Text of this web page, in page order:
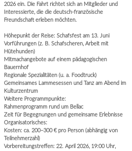
2026 ein. Die Fahrt richtet sich an Mitglieder und
Interessierte, die die deutsch-französische
Freundschaft erleben möchten.
Höhepunkt der Reise: Schafsfest am 13. Juni
Vorführungen (z. B. Schafscheren, Arbeit mit
Hütehunden)
Mitmachangebote auf einem pädagogischen
Bauernhof
Regionale Spezialitäten (u. a. Foodtruck)
Gemeinsames Lammesessen und Tanz am Abend im
Kulturzentrum
Weitere Programmpunkte:
Rahmenprogramm rund um Bellac
Zeit für Begegnungen und gemeinsame Erlebnisse
Organisatorisches:
Kosten: ca. 200–300 € pro Person (abhängig von
Teilnehmerzahl)
Vorbereitungstreffen: 22. April 2026, 19:00 Uhr,